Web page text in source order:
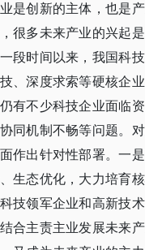
是创新的主体，也是
很多未来产业的兴起
段时间以来，我国科
、深度求索等硬核企
有不少科技企业面临
同机制不畅等问题。
作出针对性部署。一是
生态优化，大力培育核
技领军企业和高新技
合主责主业发展未来